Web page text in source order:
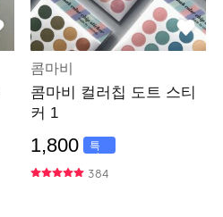
콤마비
콤마비 컬러칩 도트 스티
커 1
1,800
특
가
384